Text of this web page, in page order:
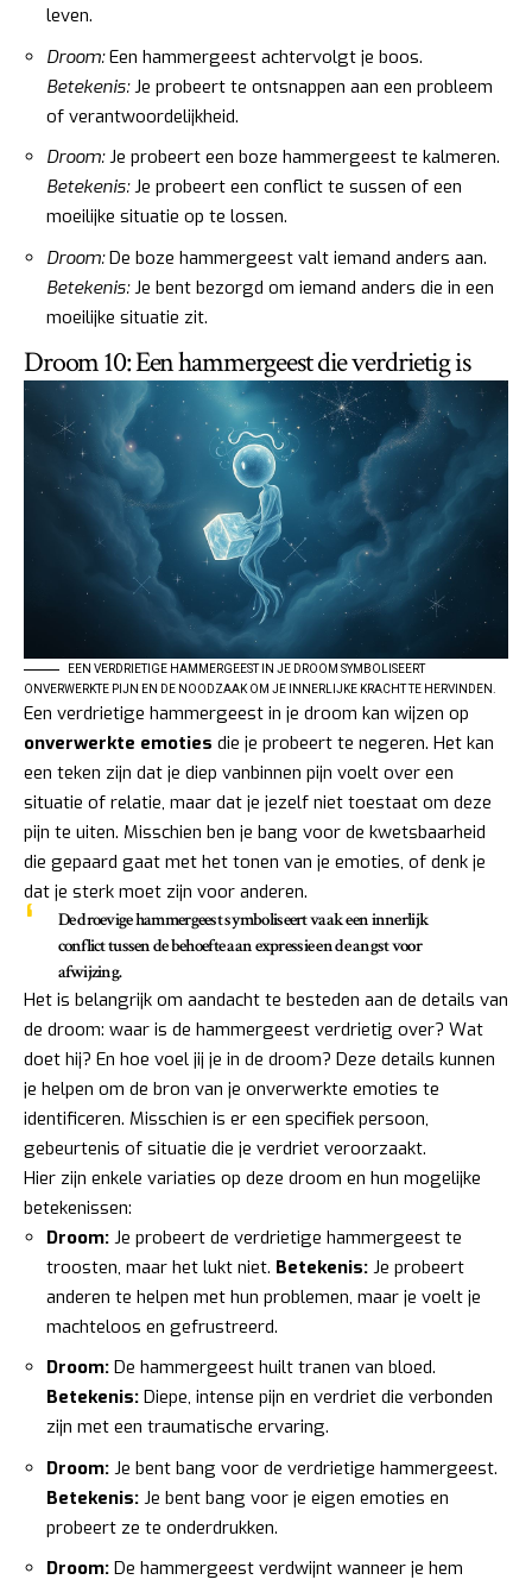
leven.
Droom:Een hammergeest achtervolgt je boos.
Betekenis:Je probeert te ontsnappen aan een probleem
of verantwoordelijkheid.
Droom:Je probeert een boze hammergeest te kalmeren.
Betekenis:Je probeert een conflict te sussen of een
moeilijke situatie op te lossen.
Droom:De boze hammergeest valt iemand anders aan.
Betekenis:Je bent bezorgd om iemand anders die in een
moeilijke situatie zit.
Droom 10: Een hammergeest die verdrietig is
EEN VERDRIETIGE HAMMERGEEST IN JE DROOM SYMBOLISEERT
ONVERWERKTE PIJN EN DE NOODZAAK OM JE INNERLIJKE KRACHT TE HERVINDEN.
Een verdrietige hammergeest in je droom kan wijzen op
onverwerkte emoties die je probeert te negeren. Het kan
een teken zijn dat je diep vanbinnen pijn voelt over een
situatie of relatie, maar dat je jezelf niet toestaat om deze
pijn te uiten. Misschien ben je bang voor de kwetsbaarheid
die gepaard gaat met het tonen van je emoties, of denk je
dat je sterk moet zijn voor anderen.
De droevige hammergeest symboliseert vaak een innerlijk
conflict tussen de behoefte aan expressie en de angst voor
afwijzing.
Het is belangrijk om aandacht te besteden aan de details van
de droom: waar is de hammergeest verdrietig over? Wat
doet hij? En hoe voel jij je in de droom? Deze details kunnen
je helpen om de bron van je onverwerkte emoties te
identificeren. Misschien is er een specifiek persoon,
gebeurtenis of situatie die je verdriet veroorzaakt.
Hier zijn enkele variaties op deze droom en hun mogelijke
betekenissen:
Droom: Je probeert de verdrietige hammergeest te
troosten, maar het lukt niet. Betekenis: Je probeert
anderen te helpen met hun problemen, maar je voelt je
machteloos en gefrustreerd.
Droom: De hammergeest huilt tranen van bloed.
Betekenis: Diepe, intense pijn en verdriet die verbonden
zijn met een traumatische ervaring.
Droom: Je bent bang voor de verdrietige hammergeest.
Betekenis: Je bent bang voor je eigen emoties en
probeert ze te onderdrukken.
Droom: De hammergeest verdwijnt wanneer je hem